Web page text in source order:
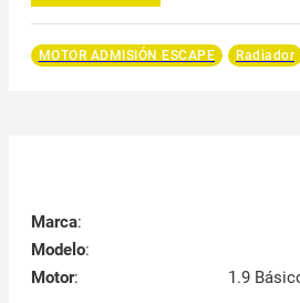
MOTOR ADMISIÓN ESCAPE Radiador
Marca:
Modelo:
Motor: 1.9